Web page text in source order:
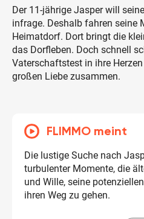
Der 11-jährige Jasper will
infrage. Deshalb fahren seine
Heimatdorf. Dort bringt die
das Dorfleben. Doch schnell
Vaterschaftstest in ihre
großen Liebe zusammen.
FLIMMO meint
Die lustige Suche nach
turbulenter Momente, die
und Wille, seine
ihren Weg zu gehen.